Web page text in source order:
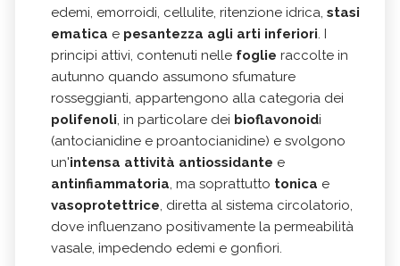
edemi, emorroidi, cellulite, ritenzione idrica, stasi
ematica e pesantezza agli arti inferiori. I
principi attivi, contenuti nelle foglie raccolte in
autunno quando assumono sfumature
rosseggianti, appartengono alla categoria dei
polifenoli, in particolare dei bioflavonoidi
(antocianidine e proantocianidine) e svolgono
un'intensa attività antiossidante e
antinfiammatoria, ma soprattutto tonica e
vasoprotettrice, diretta al sistema circolatorio,
dove influenzano positivamente la permeabilità
vasale, impedendo edemi e gonfiori.